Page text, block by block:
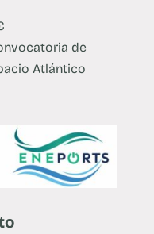
de
Atlántico